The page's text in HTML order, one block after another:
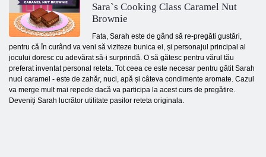
Sara`s Cooking Class Caramel Nut
Brownie
Fata, Sarah este de gând să re-pregăti gustări,
pentru că în curând va veni să viziteze bunica ei, și personajul principal al
jocului doresc cu adevărat să-i surprindă. O să gătesc pentru vărul tău
preferat inventat personal reteta. Tot ceea ce este necesar pentru gătit Sarah
nuci caramel - este de zahăr, nuci, apă și câteva condimente aromate. Cazul
va merge mult mai repede dacă va participa la acest curs de pregătire.
Deveniți Sarah lucrător utilitate pasilor reteta originala.